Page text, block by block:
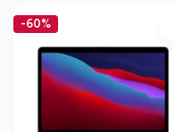
-60%